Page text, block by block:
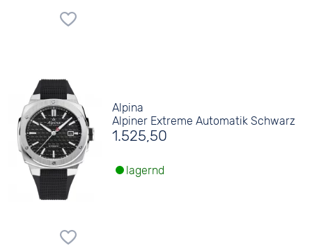
Alpina
Alpiner Extreme Automatik Schwarz
1.525,50
lagernd